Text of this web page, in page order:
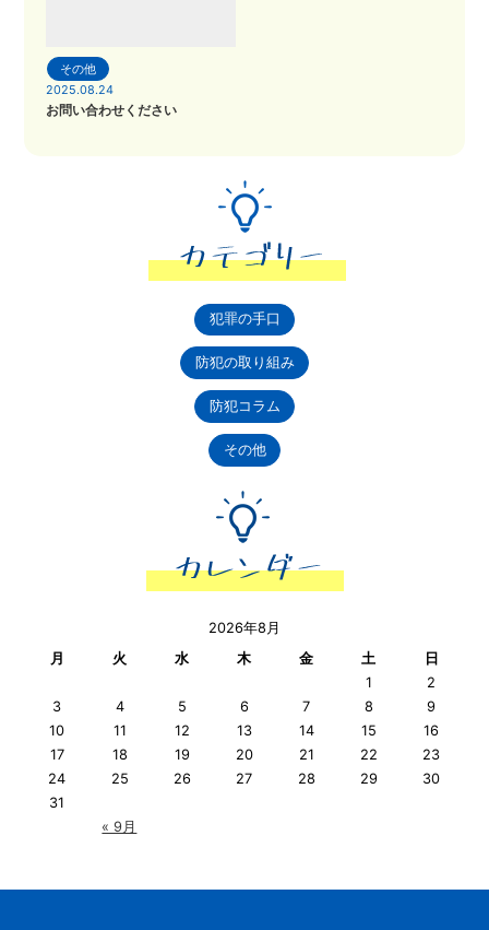
その他
2025.08.24
お問い合わせください
犯罪の手口
防犯の取り組み
防犯コラム
その他
2026年8月
月
火 水 木 金 土 日
« 9月
1
2
3
4 5 6 7 8
9
10
11 12 13 14 15
16
17
18 19 20 21 22
23
24
25 26 27 28 29
30
31